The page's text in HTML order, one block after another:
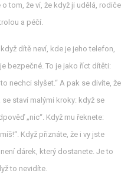
tom, že ví, že když ji udělá, rodiče
a péčí.
dítě neví, kde je jeho telefon,
bezpečné. To je jako říct dítěti:
nechci slyšet.“ A pak se divíte, že
staví malými kroky: když se
„nic“. Když mu řeknete:
Když přiznáte, že i vy jste
dárek, který dostanete. Je to
to nevidíte.